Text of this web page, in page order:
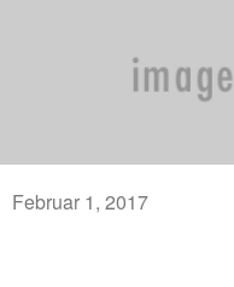
Februar 1, 2017